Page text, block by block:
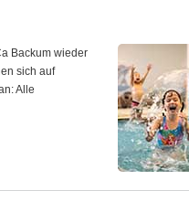
Backum wieder
sich auf
Alle